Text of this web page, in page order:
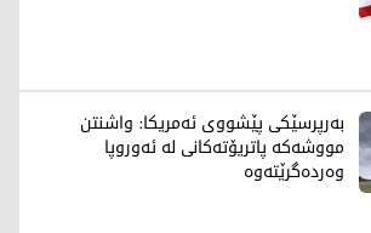
بەرپرسێکی پێشووی ئەمریکا: واشنتن
مووشەکە پاتریۆتەکانی لە ئەوروپا
وەردەگرێتەوە